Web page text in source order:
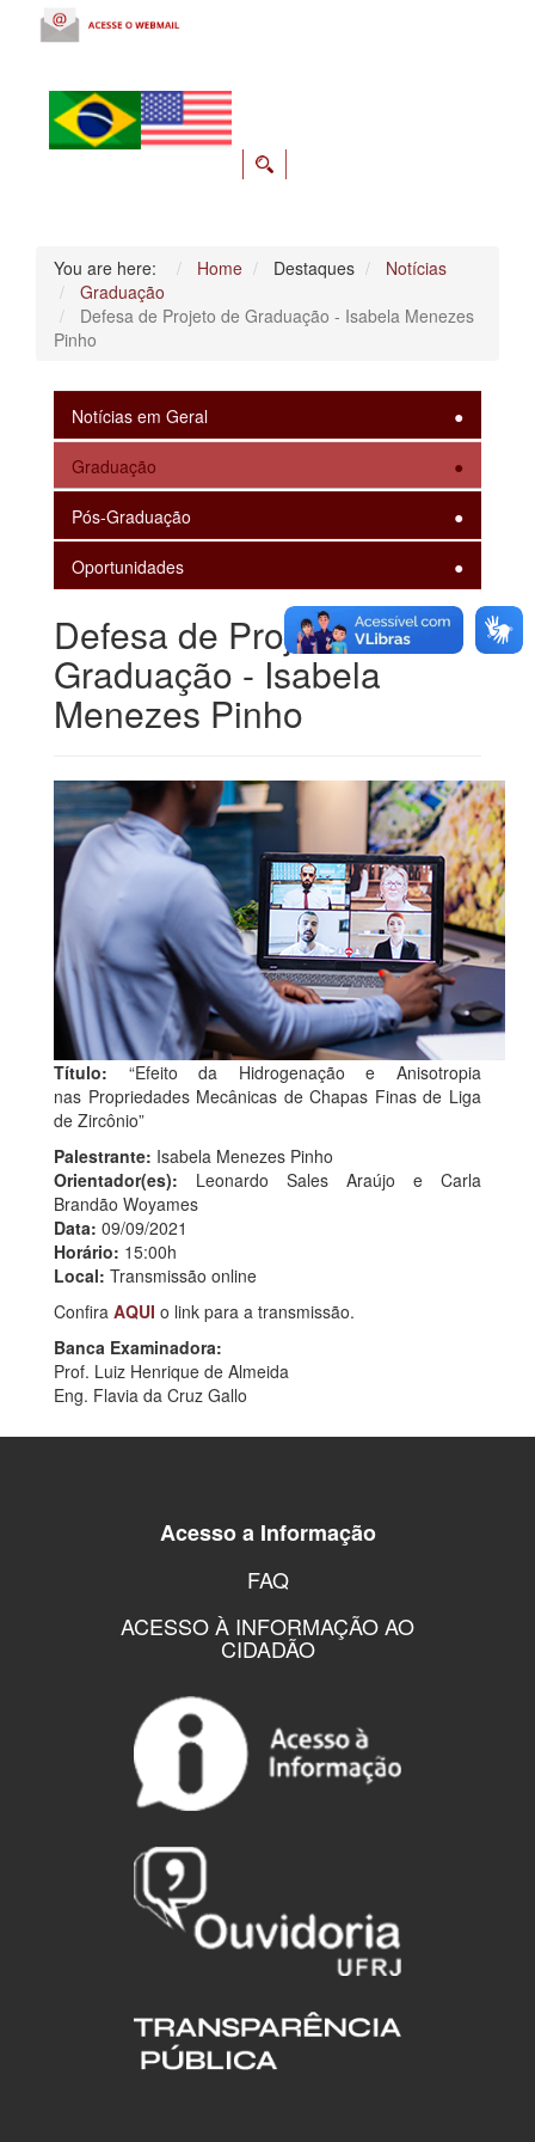
You are here: Home Destaques
Notícias
Graduação
Defesa de Projeto de Graduação - Isabela Menezes
Pinho
Notícias em Geral
Graduação
Pós-Graduação
Oportunidades
Defesa de Projeto de
Graduação - Isabela
Menezes Pinho
Título: “Efeito da Hidrogenação e Anisotropia
nas Propriedades Mecânicas de Chapas Finas de Liga
de Zircônio”
Palestrante: Isabela Menezes Pinho
Orientador(es): Leonardo Sales Araújo e Carla
Brandão Woyames
Data: 09/09/2021
Horário: 15:00h
Local: Transmissão online
Confira AQUI o link para a transmissão.
Banca Examinadora:
Prof. Luiz Henrique de Almeida
Eng. Flavia da Cruz Gallo
Acesso a Informação
FAQ
ACESSO À INFORMAÇÃO AO
CIDADÃO